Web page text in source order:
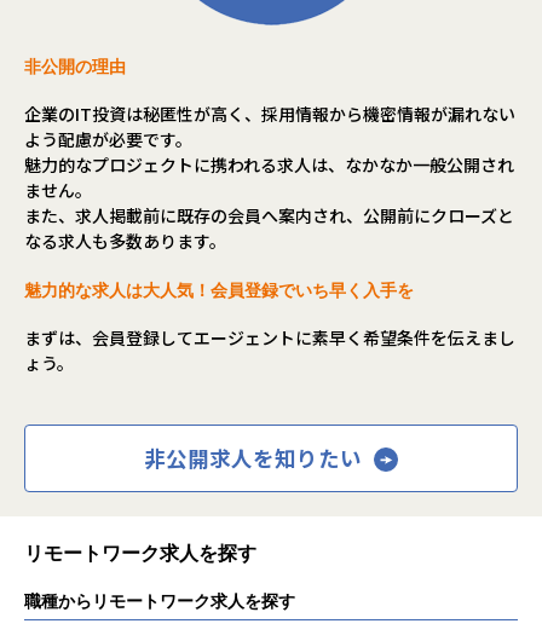
非公開の理由
企業のIT投資は秘匿性が高く、採用情報から機密情報が漏れない
よう配慮が必要です。
魅力的なプロジェクトに携われる求人は、なかなか一般公開され
ません。
また、求人掲載前に既存の会員へ案内され、公開前にクローズと
なる求人も多数あります。
魅力的な求人は大人気！会員登録でいち早く入手を
まずは、会員登録してエージェントに素早く希望条件を伝えまし
ょう。
非公開求人を知りたい
リモートワーク求人を探す
職種からリモートワーク求人を探す